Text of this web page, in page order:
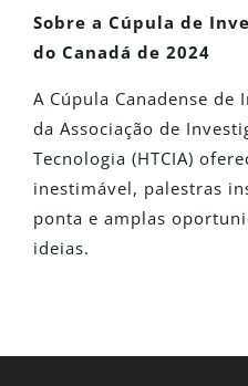
Sobre a Cúpula de
do Canadá de 2024
A Cúpula Canadense de
da Associação de
Tecnologia (HTCIA)
inestimável, palestras
ponta e amplas
ideias.